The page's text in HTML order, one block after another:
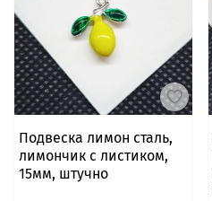
Подвеска лимон сталь,
лимончик с листиком,
15мм, штучно